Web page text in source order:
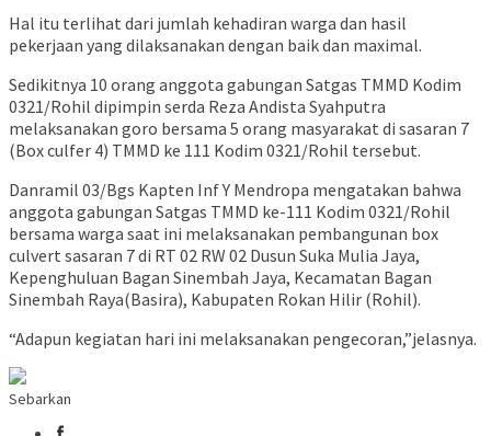
Hal itu terlihat dari jumlah kehadiran warga dan hasil
pekerjaan yang dilaksanakan dengan baik dan maximal.
Sedikitnya 10 orang anggota gabungan Satgas TMMD Kodim
0321/Rohil dipimpin serda Reza Andista Syahputra
melaksanakan goro bersama 5 orang masyarakat di sasaran 7
(Box culfer 4) TMMD ke 111 Kodim 0321/Rohil tersebut.
Danramil 03/Bgs Kapten Inf Y Mendropa mengatakan bahwa
anggota gabungan Satgas TMMD ke-111 Kodim 0321/Rohil
bersama warga saat ini melaksanakan pembangunan box
culvert sasaran 7 di RT 02 RW 02 Dusun Suka Mulia Jaya,
Kepenghuluan Bagan Sinembah Jaya, Kecamatan Bagan
Sinembah Raya(Basira), Kabupaten Rokan Hilir (Rohil).
“Adapun kegiatan hari ini melaksanakan pengecoran,”jelasnya.
Sebarkan